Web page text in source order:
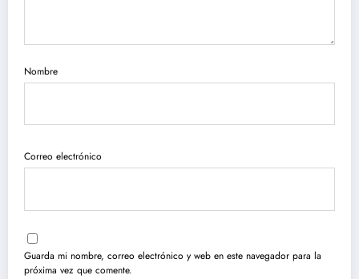
Nombre
Correo electrónico
Guarda mi nombre, correo electrónico y web en este navegador para la
próxima vez que comente.